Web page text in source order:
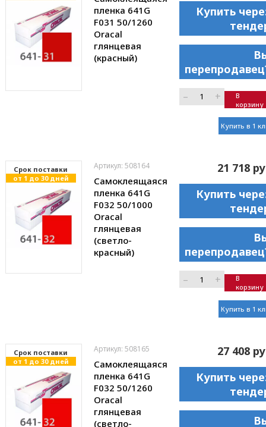
пленка 641G
F031 50/1260
Oracal
глянцевая
(красный)
Купить
– +
В
корзину
Купить в 1
Cрок поставки
от 1 до 30 дней
Артикул: 508164
Самоклеящаяся
пленка 641G
F032 50/1000
Oracal
глянцевая
(светло-
красный)
21 718
Купить
– +
В
корзину
Купить в 1
Cрок поставки
от 1 до 30 дней
Артикул: 508165
Самоклеящаяся
пленка 641G
F032 50/1260
Oracal
глянцевая
(светло-
27 408
Купить